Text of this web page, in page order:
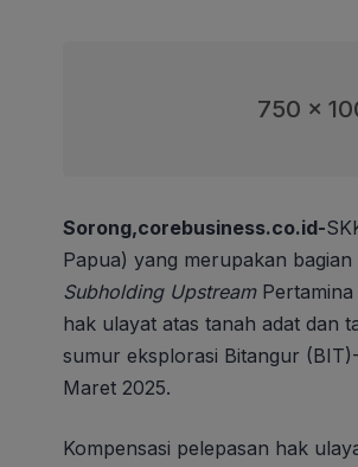
750 x
Sorong,corebusiness.co.id-
Papua) yang merupakan
Subholding UpstreamPertamina
hak ulayat atas tanah adat dan
sumur eksplorasi Bitangur
Maret 2025.
Kompensasi pelepasan hak